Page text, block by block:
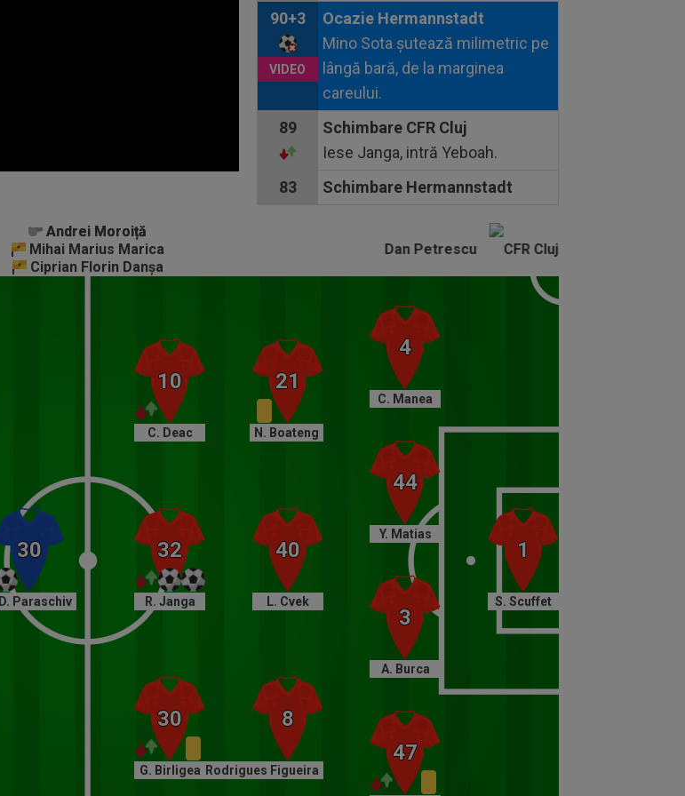
90+3
Ocazie Hermannstadt
Mino Sota șutează milimetric pe
lângă bară, de la marginea
careului.
89
Schimbare CFR Cluj
Iese Janga, intră Yeboah.
83
Schimbare Hermannstadt
Schimbare Hermannstadt
Schimbare Hermannstadt
Iese Balaure, intră Petrișor
77
Iese Oroian, intră Iancu.
Gol CFR Cluj
Janga deviază mingea pentru
Malele, care depășește un
fundaș și șutează către colțul
lung. Portarul Letica atinge
mingea, dar golul nu poate fi
Cartonaş galben Hermannstadt
Mino Sota îl faultează pe Janga
și primește cartonașul galben.
66
Schimbare CFR Cluj
Iese Deac, intră Malele.
Andrei Moroiță
Andrei Moroiță
Mihai Marius Marica
Ciprian Florin Danșa
D. Paraschiv S. Scuffet
C. Manea
Y. Matias
A. Burca
N. Boateng
L. Cvek
R. Rodrigues Figueira
C. Deac
R. Janga
G. Birligea
Dan Petrescu